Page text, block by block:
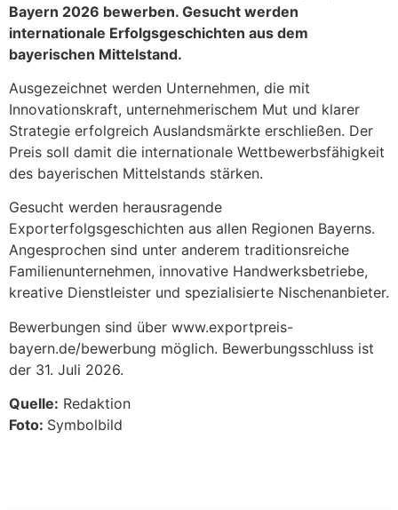
Bayern 2026 bewerben. Gesucht werden
internationale Erfolgsgeschichten aus dem
bayerischen Mittelstand.
Ausgezeichnet werden Unternehmen, die mit
Innovationskraft, unternehmerischem Mut und klarer
Strategie erfolgreich Auslandsmärkte erschließen. Der
Preis soll damit die internationale Wettbewerbsfähigkeit
des bayerischen Mittelstands stärken.
Gesucht werden herausragende
Exporterfolgsgeschichten aus allen Regionen Bayerns.
Angesprochen sind unter anderem traditionsreiche
Familienunternehmen, innovative Handwerksbetriebe,
kreative Dienstleister und spezialisierte Nischenanbieter.
Bewerbungen sind über www.exportpreis-
bayern.de/bewerbung möglich. Bewerbungsschluss ist
der 31. Juli 2026.
Quelle: Redaktion
Foto: Symbolbild